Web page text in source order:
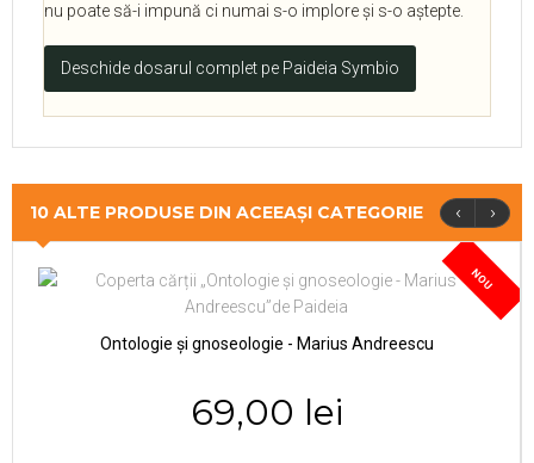
nu poate să-i impună ci numai s-o implore şi s-o aştepte.
Deschide dosarul complet pe Paideia Symbio
10 ALTE PRODUSE DIN ACEEAȘI CATEGORIE ‹ ›
NOU
Ontologie și gnoseologie - Marius Andreescu
69,00 lei